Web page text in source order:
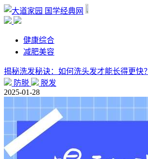
国学经典网
健康综合
减肥美容
揭秘洗发秘诀：如何洗头发才能长得更快？
防脱
脱发
2025-01-28